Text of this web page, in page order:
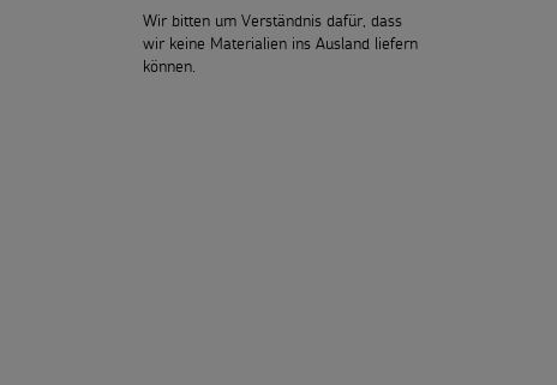
Wir bitten um Verständnis dafür, dass
wir keine Materialien ins Ausland liefern
können.